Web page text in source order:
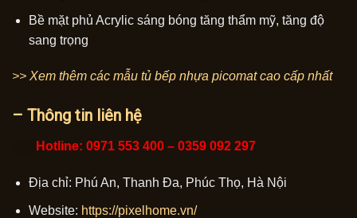
Bề mặt phủ Acrylic sáng bóng tăng thẩm mỹ, tăng độ
sang trọng
>> Xem thêm các mẫu tủ bếp nhựa picomat cao cấp nhất
– Thông tin liên hệ
Hotline: 0971 553 400 – 0359 092 297
Địa chỉ: Phú An, Thanh Đa, Phúc Thọ, Hà Nội
Website: https://pixelhome.vn/